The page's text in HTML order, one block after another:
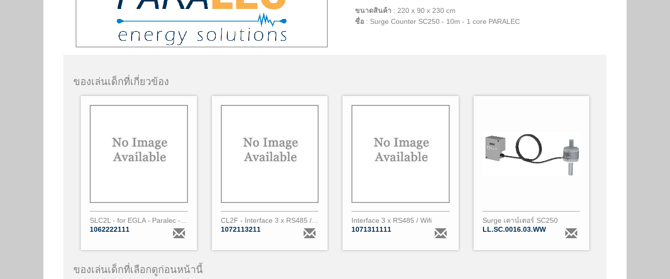
ขนาดสินค้า : 220 x 90 x 230 cm
ชื่อ : Surge Counter SC250 - 10m - 1 core PARALEC
ของเล่นเด็กที่เกี่ยวข้อง
1062222111
CL2F - Interface 3 x RS485 / FiberOptic
1072113211
Interface 3 x RS485 / Wifi
1071311111
Surge เคาน์เตอร์ SC250
LL.SC.0016.03.WW
ของเล่นเด็กที่เลือกดูก่อนหน้านี้